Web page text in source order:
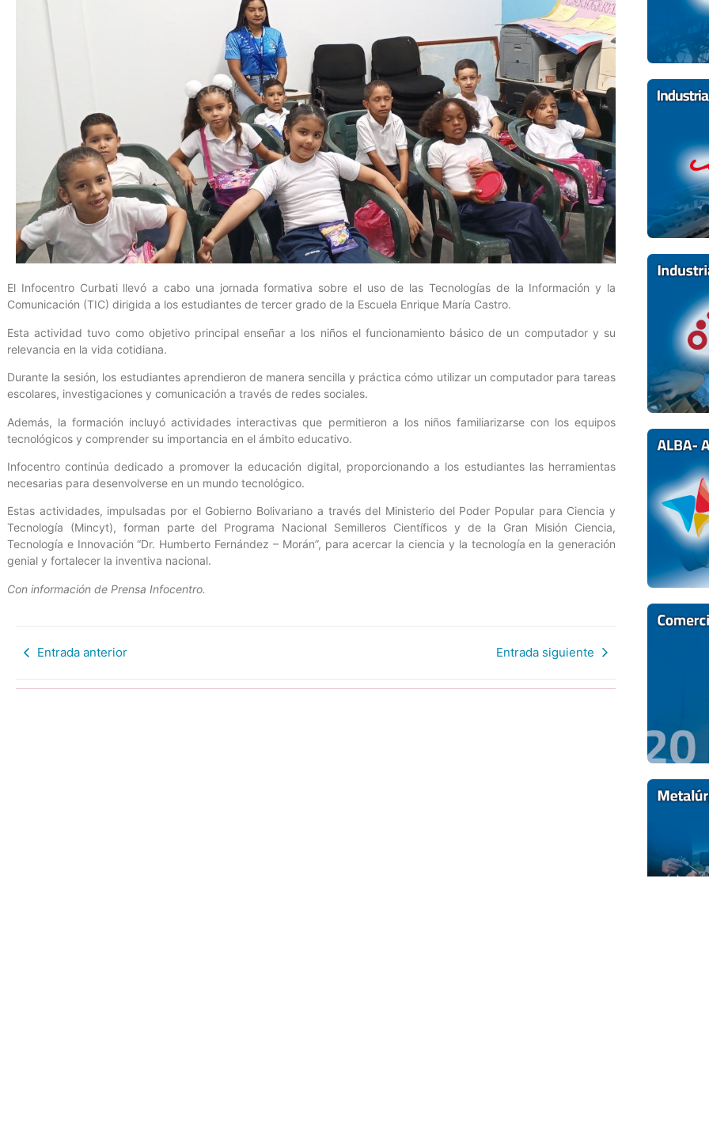
El Infocentro Curbati llevó a cabo una jornada formativa sobre el uso de las Tecnologías de la Información y la
Comunicación (TIC) dirigida a los estudiantes de tercer grado de la Escuela Enrique María Castro.
Esta actividad tuvo como objetivo principal enseñar a los niños el funcionamiento básico de un computador y su
relevancia en la vida cotidiana.
Durante la sesión, los estudiantes aprendieron de manera sencilla y práctica cómo utilizar un computador para tareas
escolares, investigaciones y comunicación a través de redes sociales.
Además, la formación incluyó actividades interactivas que permitieron a los niños familiarizarse con los equipos
tecnológicos y comprender su importancia en el ámbito educativo.
Infocentro continúa dedicado a promover la educación digital, proporcionando a los estudiantes las herramientas
necesarias para desenvolverse en un mundo tecnológico.
Estas actividades, impulsadas por el Gobierno Bolivariano a través del Ministerio del Poder Popular para Ciencia y
Tecnología (Mincyt), forman parte del Programa Nacional Semilleros Científicos y de la Gran Misión Ciencia,
Tecnología e Innovación “Dr. Humberto Fernández – Morán”, para acercar la ciencia y la tecnología en la generación
genial y fortalecer la inventiva nacional.
Con información de Prensa Infocentro.
Entrada anterior Entrada siguiente